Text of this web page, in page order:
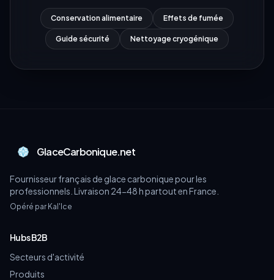
Conservation alimentaire Effets de fumée
Guide sécurité Nettoyage cryogénique
GlaceCarbonique.net
Fournisseur français de glace carbonique pour les
professionnels. Livraison 24-48 h partout en France.
Opéré par Kal'Ice
Hubs B2B
Secteurs d'activité
Produits